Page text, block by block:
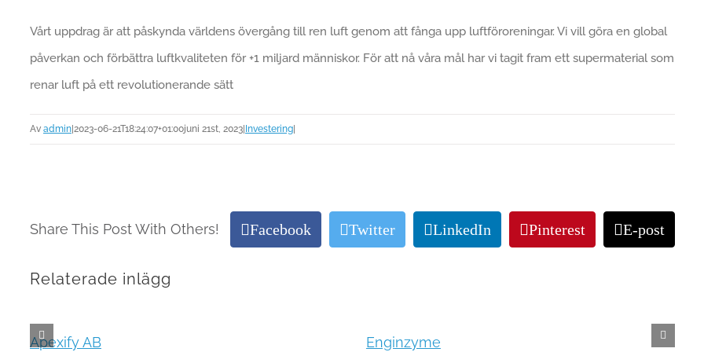
Vårt uppdrag är att påskynda världens övergång till ren luft genom att fånga upp luftföroreningar. Vi vill göra en global
påverkan och förbättra luftkvaliteten för +1 miljard människor. För att nå våra mål har vi tagit fram ett supermaterial som
renar luft på ett revolutionerande sätt
Av admin 2023-06-21T18:24:07+01:00juni 21st, 2023 Investering
Share This Post With Others! Facebook Twitter LinkedIn Pinterest E-post
Relaterade inlägg
Apexify AB Enginzyme